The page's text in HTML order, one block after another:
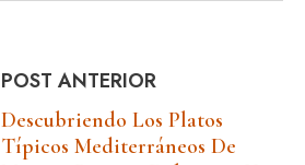
POST ANTERIOR
Descubriendo Los Platos
Típicos Mediterráneos De